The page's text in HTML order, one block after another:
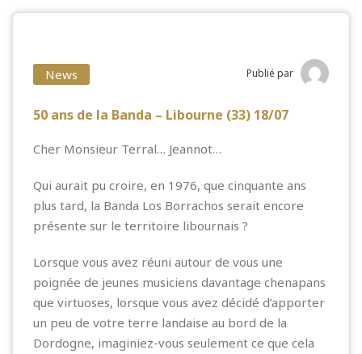
News Publié par
50 ans de la Banda – Libourne (33) 18/07
Cher Monsieur Terral… Jeannot…
Qui aurait pu croire, en 1976, que cinquante ans
plus tard, la Banda Los Borrachos serait encore
présente sur le territoire libournais ?
Lorsque vous avez réuni autour de vous une
poignée de jeunes musiciens davantage chenapans
que virtuoses, lorsque vous avez décidé d’apporter
un peu de votre terre landaise au bord de la
Dordogne, imaginiez-vous seulement ce que cela